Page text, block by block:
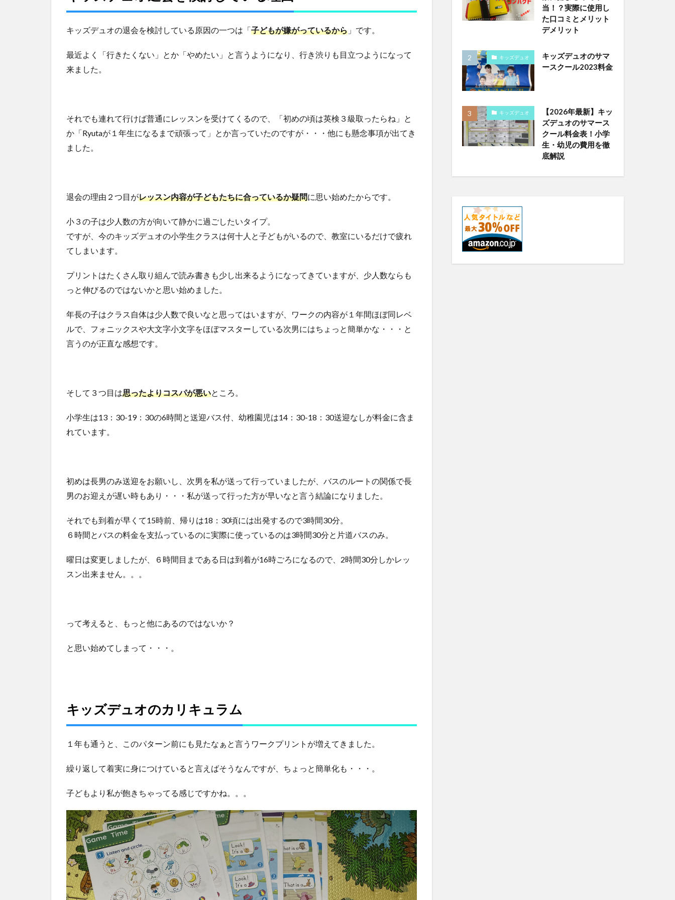
キ
ズ
ュ
の
ュ
９月の
ュラム
2.2
キン
ラス
９月
リキ
ム
3
ー
ラ
の
に
い
キッズデュオの退会を検討している原因の一つは「子どもが嫌がっているから 」です。
最近よく「行きたくない」とか「やめたい」と言うようになり、行き渋りも目立つようになって
来ました。
それでも連れて行けば普通にレッスンを受けてくるので、「初めの頃は英検３級取ったらね」と
か「Ryutaが１年生になるまで頑張って」とか言っていたのですが・・・他にも懸念事項が出てき
ました。
退会の理由２つ目がレッスン内容が子どもたちに合っているか疑問に思い始めたからです。
小３の子は少人数の方が向いて静かに過ごしたいタイプ。
ですが、今のキッズデュオの小学生クラスは何十人と子どもがいるので、教室にいるだけで疲れ
てしまいます。
プリントはたくさん取り組んで読み書きも少し出来るようになってきていますが、少人数ならも
っと伸びるのではないかと思い始めました。
年長の子はクラス自体は少人数で良いなと思ってはいますが、ワークの内容が１年間ほぼ同レベ
ルで、フォニックスや大文字小文字をほぼマスターしている次男にはちょっと簡単かな・・・と
言うのが正直な感想です。
そして３つ目は思ったよりコスパが悪いところ。
小学生は13：30-19：30の6時間と送迎バス付、幼稚園児は14：30-18：30送迎なしが料金に含ま
れています。
初めは長男のみ送迎をお願いし、次男を私が送って行っていましたが、バスのルートの関係で長
男のお迎えが遅い時もあり・・・私が送って行った方が早いなと言う結論になりました。
それでも到着が早くて15時前、帰りは18：30頃には出発するので3時間30分。
６時間とバスの料金を支払っているのに実際に使っているのは3時間30分と片道バスのみ。
曜日は変更しましたが、６時間目まである日は到着が16時ごろになるので、2時間30分しかレッ
スン出来ません。。。
って考えると、もっと他にあるのではないか？
と思い始めてしまって・・・。
キッズデュオのカリキュラム
１年も通うと、このパターン前にも見たなぁと言うワークプリントが増えてきました。
繰り返して着実に身につけていると言えばそうなんですが、ちょっと簡単化も・・・。
子どもより私が飽きちゃってる感じですかね。。。
当！？実際に使用し
た口コミとメリット
デメリット
キッズデュオ
キッズデュオのサマ
ースクール2023料金
キッズデュオ
【2026年最新】キッ
ズデュオのサマース
クール料金表！小学
生・幼児の費用を徹
底解説